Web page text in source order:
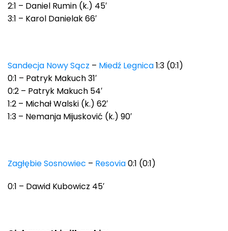
2:1 – Daniel Rumin (k.) 45′
3:1 – Karol Danielak 66′
Sandecja Nowy Sącz – Miedź Legnica1:3 (0:1)
0:1 – Patryk Makuch 31′
0:2 – Patryk Makuch 54′
1:2 – Michał Walski (k.) 62′
1:3 – Nemanja Mijusković (k.) 90′
Zagłębie Sosnowiec – Resovia0:1 (0:1)
0:1 – Dawid Kubowicz 45′